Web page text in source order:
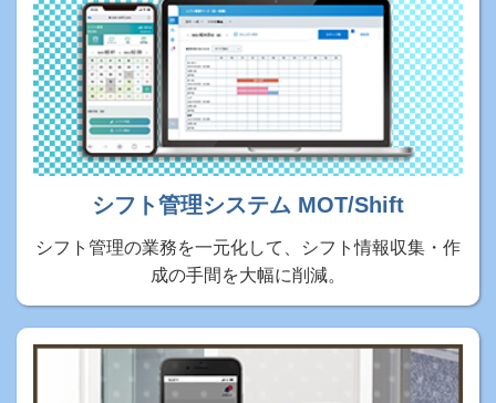
シフト管理システム MOT/Shift
シフト管理の業務を一元化して、シフト情報収集・作
成の手間を大幅に削減。